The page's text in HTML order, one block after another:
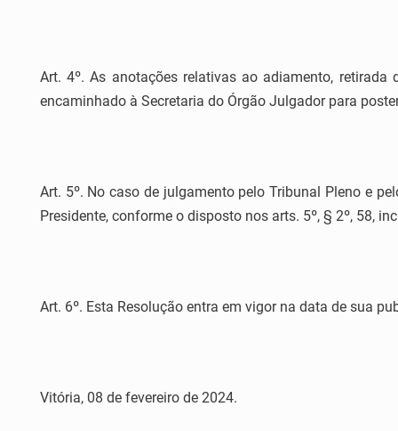
Art. 4º. As anotações relativas ao adiamento,
encaminhado à Secretaria do Órgão Julgador para
Art. 5º. No caso de julgamento pelo Tribunal Pleno e
Presidente, conforme o disposto nos arts. 5º, § 2º, 58,
Art. 6º. Esta Resolução entra em vigor na data de sua
Vitória, 08 de fevereiro de 2024.